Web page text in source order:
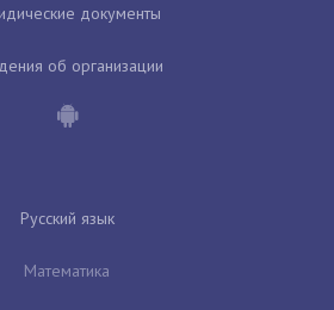
документы
об организации
Русский язык
Математика